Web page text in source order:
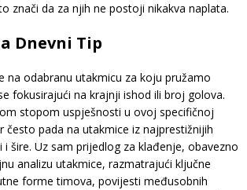
znači da za njih ne postoji nikakva naplata.
Dnevni Tip
na odabranu utakmicu za koju pružamo
fokusirajući na krajnji ishod ili broj golova.
stopom uspješnosti u ovoj specifičnoj
često pada na utakmice iz najprestižnijih
šire. Uz sam prijedlog za klađenje, obavezno
analizu utakmice, razmatrajući ključne
forme timova, povijesti međusobnih